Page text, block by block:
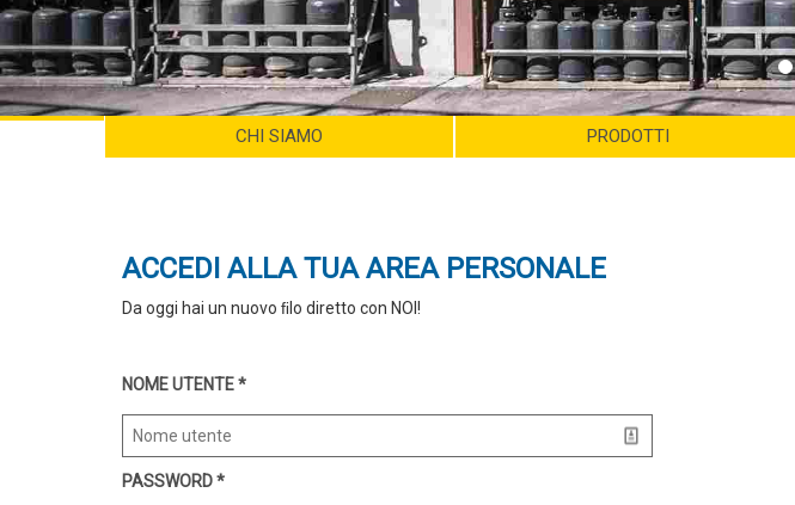
CHI SIAMO PRODOTTI
ACCEDI ALLA TUA AREA PERSONALE
Da oggi hai un nuovo ﬁlo diretto con NOI!
NOME UTENTE*
PASSWORD*